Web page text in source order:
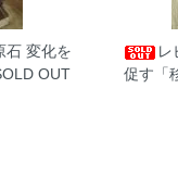
石変化を
OUT
レ
促す「